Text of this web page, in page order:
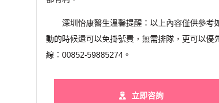
深圳怡康醫生溫馨提醒：以上內容僅供參考
動的時候還可以免掛號費，無需排隊，更可以
線：00852-59885274。
立即咨詢